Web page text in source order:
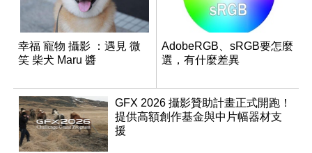
幸福 寵物 攝影 ：遇見 微
笑 柴犬 Maru 醬
AdobeRGB、sRGB要怎麼
選，有什麼差異
GFX 2026 攝影贊助計畫正式開跑！
提供高額創作基金與中片幅器材支
援